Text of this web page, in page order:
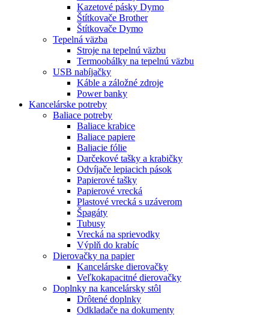
Kazetové pásky Dymo
Štítkovače Brother
Štítkovače Dymo
Tepelná väzba
Stroje na tepelnú väzbu
Termoobálky na tepelnú väzbu
USB nabíjačky
Káble a záložné zdroje
Power banky
Kancelárske potreby
Baliace potreby
Baliace krabice
Baliace papiere
Baliacie fólie
Darčekové tašky a krabičky
Odvíjače lepiacich pások
Papierové tašky
Papierové vrecká
Plastové vrecká s uzáverom
Špagáty
Tubusy
Vrecká na sprievodky
Výplň do krabíc
Dierovačky na papier
Kancelárske dierovačky
Veľkokapacitné dierovačky
Doplnky na kancelársky stôl
Drôtené doplnky
Odkladače na dokumenty